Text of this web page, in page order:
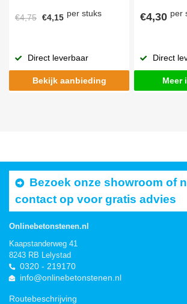
€4,75 €4,15 per stuks
Direct leverbaar
Bekijk aanbieding
€4,30 per
Direct
Meer
Bezoek onze showroom of
contact op voor gratis advies
Onlinebetonstenen.nl
Kaapstanderweg 41
8243 RB Lelystad
0320 - 219170
info@onlinebetonstenen.nl
Routebeschrijving